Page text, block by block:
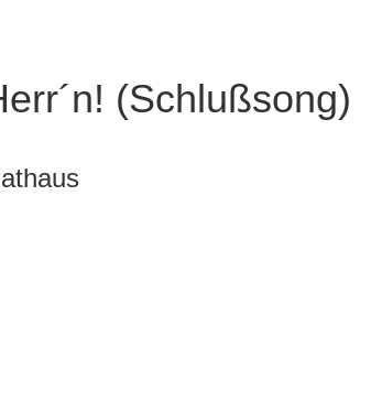
(Schlußsong)